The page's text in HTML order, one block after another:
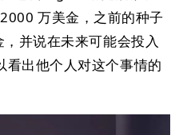
万美金，之前的种子
并说在未来可能会投入
看出他个人对这个事情的